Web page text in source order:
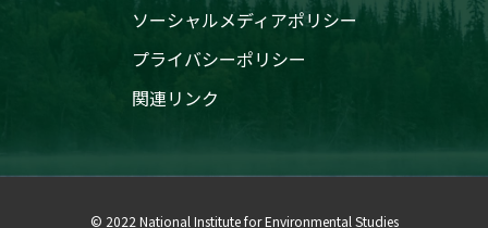
ソーシャルメディアポリシー
プライバシーポリシー
関連リンク
© 2022 National Institute for Environmental Studies